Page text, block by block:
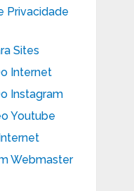
Privacidade
Sites
Internet
Instagram
Youtube
Webmaster